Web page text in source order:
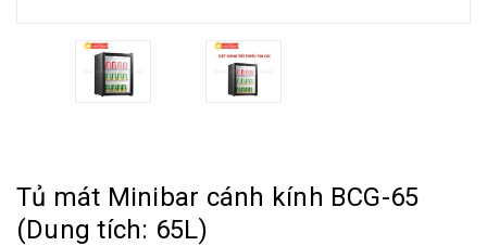
Tủ mát Minibar cánh kính BCG-65
(Dung tích: 65L)